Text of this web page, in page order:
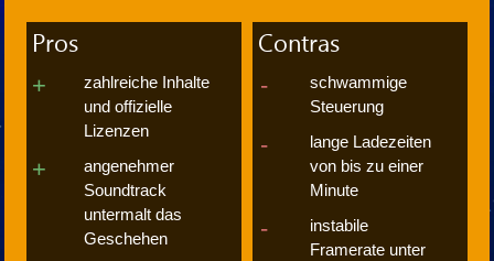
Pros
zahlreiche Inhalte
und offizielle
Lizenzen
angenehmer
Soundtrack
untermalt das
Geschehen
Contras
schwammige
Steuerung
lange Ladezeiten
von bis zu einer
Minute
instabile
Framerate unter